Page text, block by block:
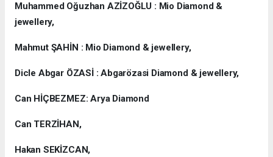
Muhammed Oğuzhan AZİZOĞLU : Mio Diamond &
jewellery,
Mahmut ŞAHİN : Mio Diamond & jewellery,
Dicle Abgar ÖZASİ : Abgarözasi Diamond & jewellery,
Can HİÇBEZMEZ: Arya Diamond
Can TERZİHAN,
Hakan SEKİZCAN,